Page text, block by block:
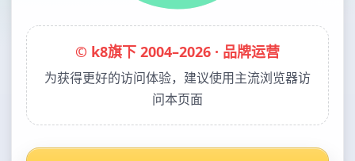
© k8旗下 2004–2026 · 品牌运营
为获得更好的访问体验，建议使用主流浏览器访
问本页面